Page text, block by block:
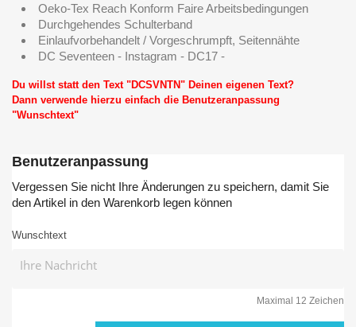
Oeko-Tex Reach Konform Faire Arbeitsbedingungen
Durchgehendes Schulterband
Einlaufvorbehandelt / Vorgeschrumpft, Seitennähte
DC Seventeen - Instagram - DC17 -
Du willst statt den Text "DCSVNTN" Deinen eigenen Text?
Dann verwende hierzu einfach die Benutzeranpassung
"Wunschtext"
Benutzeranpassung
Vergessen Sie nicht Ihre Änderungen zu speichern, damit Sie
den Artikel in den Warenkorb legen können
Wunschtext
Maximal 12 Zeichen